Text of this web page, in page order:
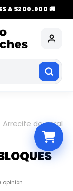
A $200.000 🚚
Arrecife de coral
opinión